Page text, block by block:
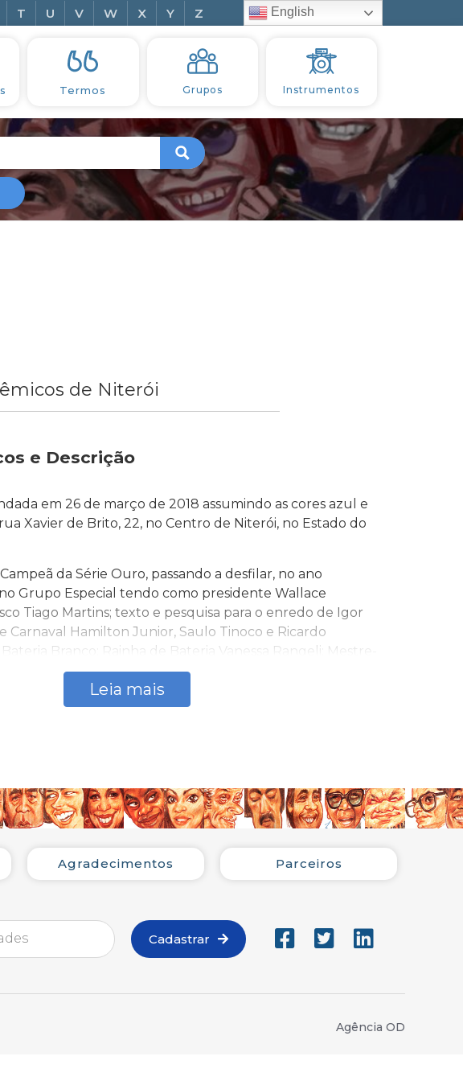
T U V W X Y Z English
Termos Grupos Instrumentos
de Niterói
e Descrição
em 26 de março de 2018 assumindo as cores azul e
Xavier de Brito, 22, no Centro de Niterói, no Estado do
da Série Ouro, passando a desfilar, no ano
Grupo Especial tendo como presidente Wallace
Tiago Martins; texto e pesquisa para o enredo de Igor
Carnaval Hamilton Junior, Saulo Tinoco e Ricardo
Branco; Rainha de Bateria Vanessa Rangeli; Mestre-
Emanuel Lima e Tainara Mathias; Comissão de Frente
e Handerson Big. Em seus ensaios técnicos a Escola
presença da Primeira Dama Janja e de vários artistas de
do Brasil”, e como autores da composição,
Teresa Cristina, André Diniz, Paulo César Feital,
Fionda, Arlindinho Cruz, Lequinho, Thiago Oliveira e
DE UM PAÍS
PARA ALGUNS
COM O PEITO EM PEDAÇOS
Leia mais
Agradecimentos Parceiros
Cadastrar
Agência OD